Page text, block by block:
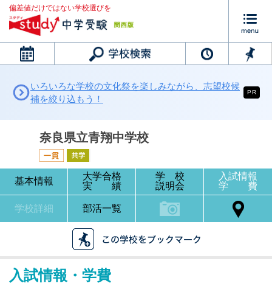
偏差値だけではない学校選びを
カレンダー
いろいろな学校の文化祭を楽しみながら、志望校候
補を絞り込もう！
PR
奈良県立青翔中学校
基本情報
大学合格
実 績
学 校
説明会
入試情報
学 費
学校詳細 部活一覧
入試情報・学費